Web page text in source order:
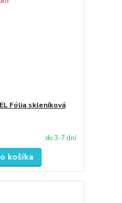
Fólia skleníková
do 3-7 dní
košíka